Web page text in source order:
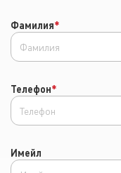
Фамилия*
Телефон*
Имейл